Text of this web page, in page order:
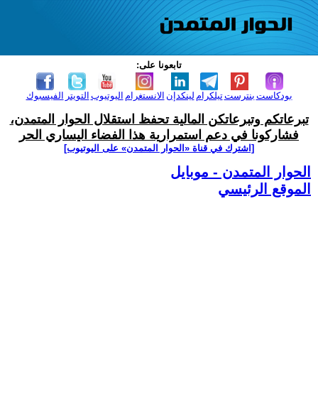
تابعونا على:
الفيسبوك التويتر اليوتيوب الانستغرام لينكدإن تيلكرامبنترست بودكاست
تبرعاتكم وتبرعاتكن المالية تحفظ استقلال الحوار المتمدن،
فشاركونا في دعم استمرارية هذا الفضاء اليساري الحر
[اشترك في قناة ‫«الحوار المتمدن» على اليوتيوب]
الحوار المتمدن - موبايل
الموقع الرئيسي